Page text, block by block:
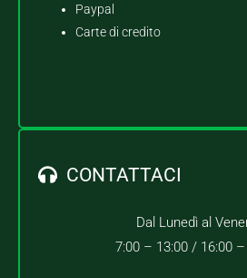
Paypal
Carte di credito
CONTATTACI
Dal
7:00 – 13:00 / 16:00